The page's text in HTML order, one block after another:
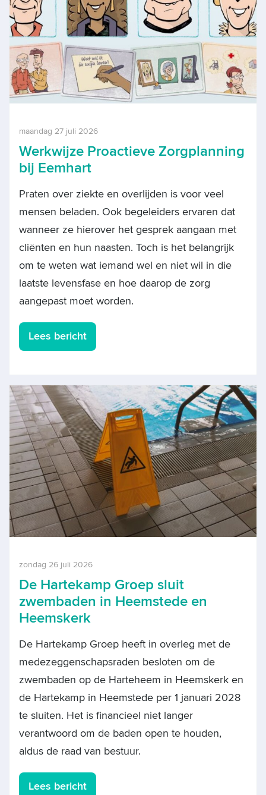
maandag 27 juli 2026
Werkwijze Proactieve Zorgplanning
bij Eemhart
Praten over ziekte en overlijden is voor veel
mensen beladen. Ook begeleiders ervaren dat
wanneer ze hierover het gesprek aangaan met
cliënten en hun naasten. Toch is het belangrijk
om te weten wat iemand wel en niet wil in die
laatste levensfase en hoe daarop de zorg
aangepast moet worden.
Lees bericht
zondag 26 juli 2026
De Hartekamp Groep sluit
zwembaden in Heemstede en
Heemskerk
De Hartekamp Groep heeft in overleg met de
medezeggenschapsraden besloten om de
zwembaden op de Harteheem in Heemskerk en
de Hartekamp in Heemstede per 1 januari 2028
te sluiten. Het is financieel niet langer
verantwoord om de baden open te houden,
aldus de raad van bestuur.
Lees bericht